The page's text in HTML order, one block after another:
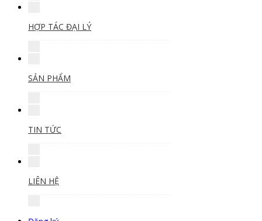
HỢP TÁC ĐẠI LÝ
SẢN PHẨM
TIN TỨC
LIÊN HỆ